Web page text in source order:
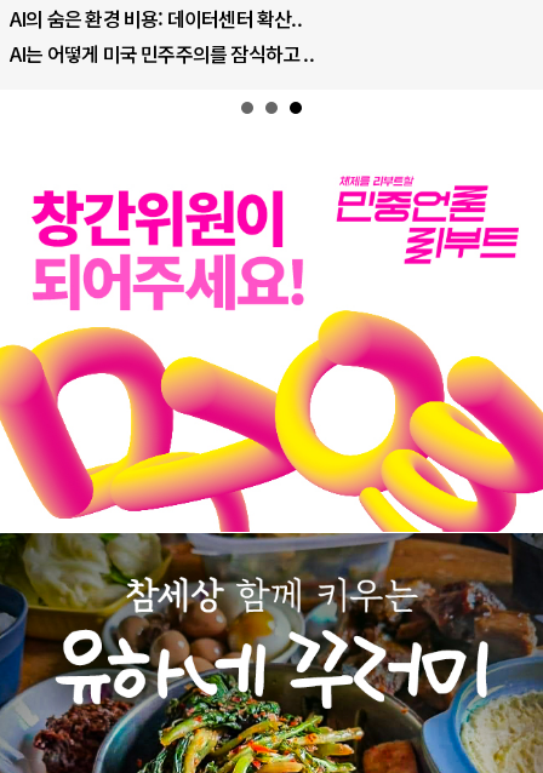
AI의 숨은 환경 비용: 데이터센터 확산..
AI는 어떻게 미국 민주주의를 잠식하고 ..